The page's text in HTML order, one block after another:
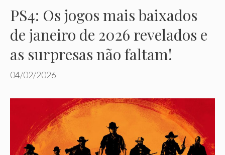
PS4: Os jogos mais baixados
de janeiro de 2026 revelados e
as surpresas não faltam!
04/02/2026